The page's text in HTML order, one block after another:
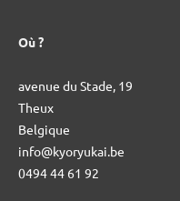
Où ?
avenue du Stade, 19
Theux
Belgique
info@kyoryukai.be
0494 44 61 92